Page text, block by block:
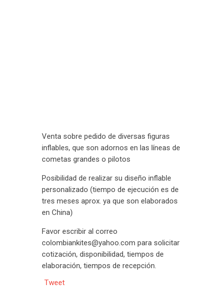
Venta sobre pedido de diversas figuras
inflables, que son adornos en las líneas de
cometas grandes o pilotos
Posibilidad de realizar su diseño inflable
personalizado (tiempo de ejecución es de
tres meses aprox. ya que son elaborados
en China)
Favor escribir al correo
colombiankites@yahoo.com para solicitar
cotización, disponibilidad, tiempos de
elaboración, tiempos de recepción.
Tweet